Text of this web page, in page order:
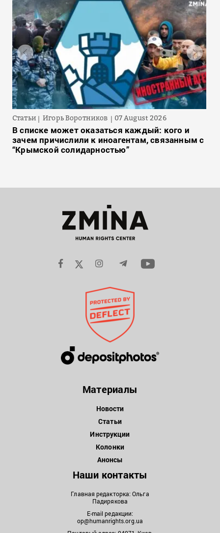
Статьи Игорь Воротников 07 August 2026
В списке может оказаться каждый: кого и
зачем причислили к иноагентам, связанным с
“Крымской солидарностью”
Материалы
Новости
Статьи
Инструкции
Колонки
Анонсы
Наши контакты
Главная редакторка: Ольга
Падирякова
E-mail редакции:
op@humanrights.org.ua